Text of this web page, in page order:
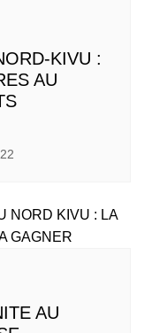
KIVU :
AU
AU